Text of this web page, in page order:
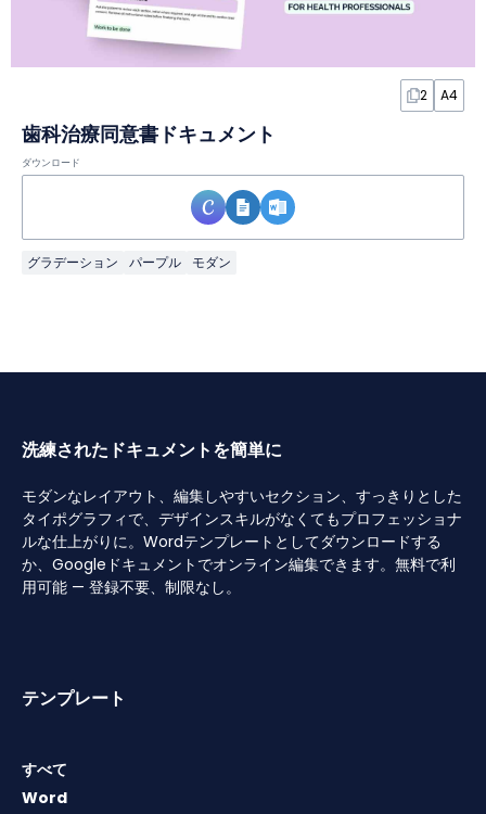
2 A4
歯科治療同意書ドキュメント
ダウンロード
グラデーション パープル モダン
洗練されたドキュメントを簡単に
モダンなレイアウト、編集しやすいセクション、すっきりとした
タイポグラフィで、デザインスキルがなくてもプロフェッショナ
ルな仕上がりに。Wordテンプレートとしてダウンロードする
か、Googleドキュメントでオンライン編集できます。無料で利
用可能 — 登録不要、制限なし。
テンプレート
すべて
Word